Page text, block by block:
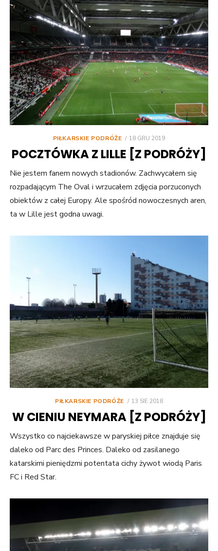
PIŁKARSKIE PODRÓŻE
POSTED
18 GRU 2019
POCZTÓWKA Z LILLE [Z PODRÓŻY]
Nie jestem fanem nowych stadionów. Zachwycałem się
rozpadającym The Oval i wrzucałem zdjęcia porzuconych
obiektów z całej Europy. Ale spośród nowoczesnych aren,
ta w Lille jest godna uwagi.
PIŁKARSKIE PODRÓŻE
POSTED
ON
13 SIE 2018
W CIENIU NEYMARA [Z PODRÓŻY]
Wszystko co najciekawsze w paryskiej piłce znajduje się
daleko od Parc des Princes. Daleko od zasilanego
katarskimi pieniędzmi potentata cichy żywot wiodą Paris
FC i Red Star.